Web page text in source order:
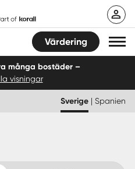
Värdering
många bostäder –
visningar
Sverige | Spanien